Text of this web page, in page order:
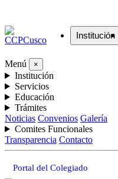
Institución
Menú ×
Institución
Servicios
Educación
Trámites
Noticias Convenios Galería
Comites Funcionales
Transparencia Contacto
Portal del Colegiado